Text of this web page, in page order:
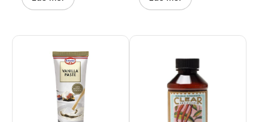
Smakar bra och är ett
certifierad och glutenfri
Glutenfri